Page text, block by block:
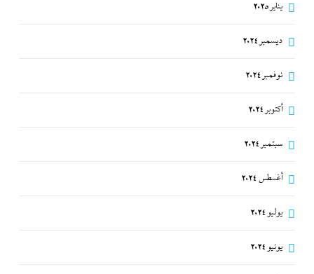
يناير 2025
ديسمبر 2024
نوفمبر 2024
أكتوبر 2024
سبتمبر 2024
أغسطس 2024
يوليو 2024
يونيو 2024